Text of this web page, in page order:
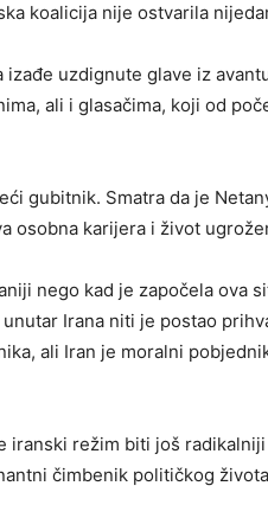
koalicija nije ostvarila
uzdignute glave iz
ali i glasačima, koji od
gubitnik. Smatra da je
osobna karijera i život
nego kad je započela ova
Irana niti je postao
ali Iran je moralni
iranski režim biti još
čimbenik političkog